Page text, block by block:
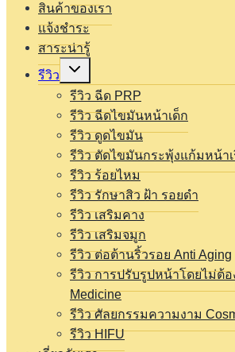
สินค้าของเรา
แจ้งชำระ
สาระน่ารู้
รีวิว
Expand
menu
รีวิว ฉีด PRP
รีวิว ฉีดไขมันหน้าเด็ก
รีวิว ดูดไขมัน
รีวิว ตัดไขมันกระพุ้งแก้มหน้าเ
รีวิว ร้อยไหม
รีวิว รักษาสิว ฝ้า รอยดำ
รีวิว เสริมคาง
รีวิว เสริมจมูก
รีวิว ต่อต้านริ้วรอย Anti Aging
รีวิว การปรับรูปหน้าโดยไม่ต้อ
Medicine
รีวิว ศัลยกรรมความงาม
รีวิว HIFU